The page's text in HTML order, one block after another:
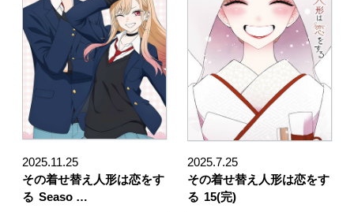
2025.11.25
その着せ替え人形は恋をす
る Seaso …
2025.7.25
その着せ替え人形は恋をす
る 15(完)